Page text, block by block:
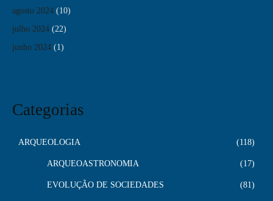
agosto 2024 (10)
julho 2024 (22)
junho 2024 (1)
Categorias
ARQUEOLOGIA 118
ARQUEOASTRONOMIA 17
EVOLUÇÃO DE SOCIEDADES 81